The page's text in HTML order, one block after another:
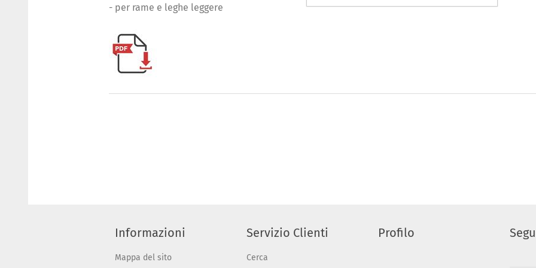
- per rame e leghe leggere
Informazioni
Mappa del sito
Servizio Clienti
Cerca
Profilo